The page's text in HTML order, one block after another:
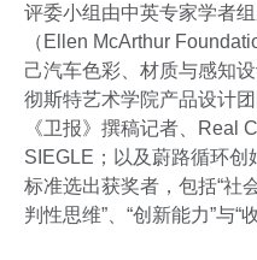
评委小组由中英专家学者
（Ellen McArthur
己汽车色彩、材质与感知
彻斯特艺术学院产品设计
《卫报》撰稿记者、Real
SIEGLE；以及蔚路循环创
标准选出获奖者，包括“社
判性思维”、“创新能力”与“